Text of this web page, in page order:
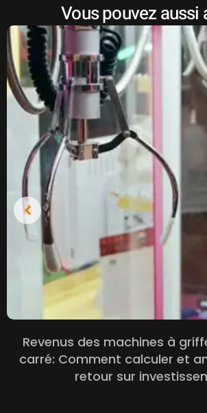
Vous pouvez aussi
Revenus des machines à
carré: Comment calculer et
retour sur